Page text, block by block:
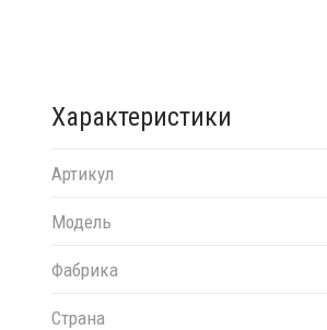
Характеристики
Артикул
Модель
Фабрика
Страна